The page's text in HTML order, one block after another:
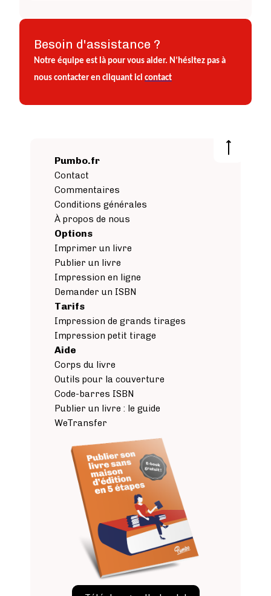
Besoin d'assistance ?
Notre équipe est là pour vous aider. N’hésitez pas à
nous contacter en cliquant ici contact
Pumbo.fr
Contact
Commentaires
Conditions générales
À propos de nous
Options
Imprimer un livre
Publier un livre
Impression en ligne
Demander un ISBN
Tarifs
Impression de grands tirages
Impression petit tirage
Aide
Corps du livre
Outils pour la couverture
Code-barres ISBN
Publier un livre : le guide
WeTransfer